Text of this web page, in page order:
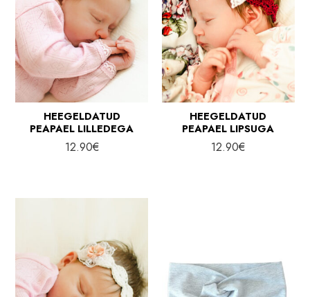
HEEGELDATUD
PEAPAEL LILLEDEGA
12.90€
HEEGELDATUD
PEAPAEL LIPSUGA
12.90€